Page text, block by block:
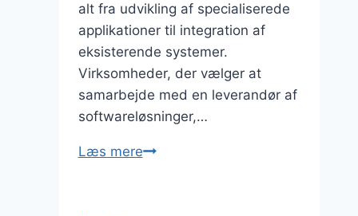
alt fra udvikling af specialiserede
applikationer til integration af
eksisterende systemer.
Virksomheder, der vælger at
samarbejde med en leverandør af
softwareløsninger,…
Læs mereLeverandør